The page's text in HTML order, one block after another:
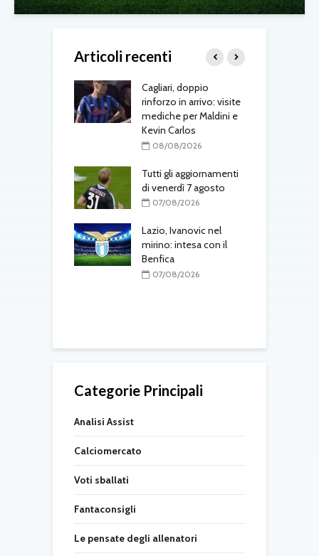
Articoli recenti
Cagliari, doppio
rinforzo in arrivo: visite
mediche per Maldini e
Kevin Carlos
08/08/2026
Tutti gli aggiornamenti
di venerdì 7 agosto
07/08/2026
Lazio, Ivanovic nel
mirino: intesa con il
Benfica
07/08/2026
Categorie Principali
Analisi Assist
Calciomercato
Voti sballati
Fantaconsigli
Le pensate degli allenatori